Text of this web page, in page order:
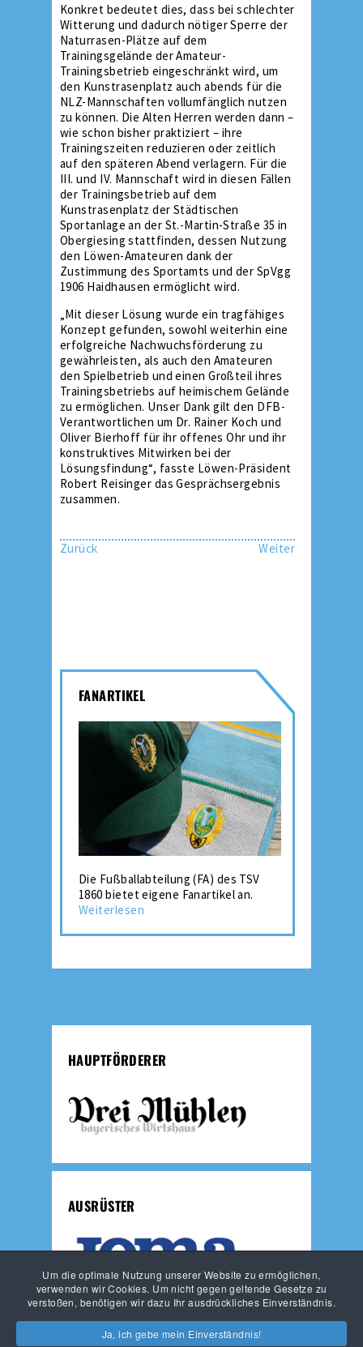
Um die optimale Nutzung unserer Website zu ermöglichen,
verwenden wir Cookies. Um nicht gegen geltende Gesetze zu
verstoßen, benötigen wir dazu Ihr ausdrückliches Einverständnis.
Ja, ich gebe mein Einverständnis!
Konkret bedeutet dies, dass bei schlechter
Witterung und dadurch nötiger Sperre der
Naturrasen-Plätze auf dem
Trainingsgelände der Amateur-
Trainingsbetrieb eingeschränkt wird, um
den Kunstrasenplatz auch abends für die
NLZ-Mannschaften vollumfänglich nutzen
zu können. Die Alten Herren werden dann –
wie schon bisher praktiziert – ihre
Trainingszeiten reduzieren oder zeitlich
auf den späteren Abend verlagern. Für die
III. und IV. Mannschaft wird in diesen Fällen
der Trainingsbetrieb auf dem
Kunstrasenplatz der Städtischen
Sportanlage an der St.-Martin-Straße 35 in
Obergiesing stattfinden, dessen Nutzung
den Löwen-Amateuren dank der
Zustimmung des Sportamts und der SpVgg
1906 Haidhausen ermöglicht wird.
„Mit dieser Lösung wurde ein tragfähiges
Konzept gefunden, sowohl weiterhin eine
erfolgreiche Nachwuchsförderung zu
gewährleisten, als auch den Amateuren
den Spielbetrieb und einen Großteil ihres
Trainingsbetriebs auf heimischem Gelände
zu ermöglichen. Unser Dank gilt den DFB-
Verantwortlichen um Dr. Rainer Koch und
Oliver Bierhoff für ihr offenes Ohr und ihr
konstruktives Mitwirken bei der
Lösungsfindung“, fasste Löwen-Präsident
Robert Reisinger das Gesprächsergebnis
zusammen.
Zurück Weiter
FANARTIKEL
Die Fußballabteilung (FA) des TSV
1860 bietet eigene Fanartikel an.
Weiterlesen
HAUPTFÖRDERER
AUSRÜSTER
JUNGLÖWEN
LÖWEN-FUSSBALLSCHULE